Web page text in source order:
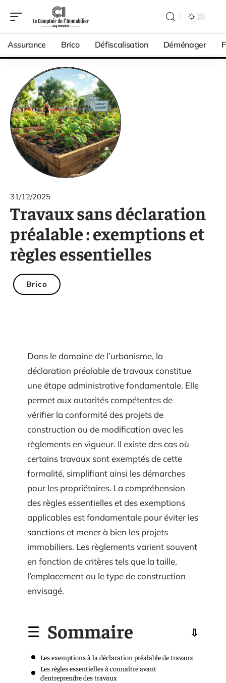
Assurance Brico Défiscalisation Déménager
31/12/2025
Travaux sans déclaration
préalable : exemptions et
règles essentielles
Brico
Dans le domaine de l’urbanisme, la
déclaration préalable de travaux constitue
une étape administrative fondamentale. Elle
permet aux autorités compétentes de
vérifier la conformité des projets de
construction ou de modification avec les
règlements en vigueur. Il existe des cas où
certains travaux sont exemptés de cette
formalité, simplifiant ainsi les démarches
pour les propriétaires. La compréhension
des règles essentielles et des exemptions
applicables est fondamentale pour éviter les
sanctions et mener à bien les projets
immobiliers. Les règlements varient souvent
en fonction de critères tels que la taille,
l’emplacement ou le type de construction
envisagé.
Sommaire
Les exemptions à la déclaration préalable de travaux
Les règles essentielles à connaître avant
d’entreprendre des travaux